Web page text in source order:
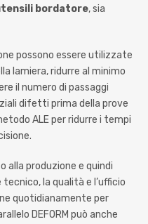
bordatore, sia
possono essere utilizzate
lamiera, ridurre al minimo
il numero di passaggi
difetti prima della prove
ALE per ridurre i tempi
alla produzione e quindi
la qualità e l’ufficio
quotidianamente per
DEFORM può anche